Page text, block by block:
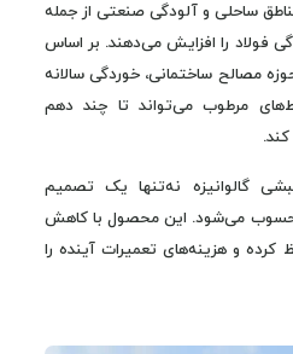
ساحلی و آلودگی صنعتی از جمله
فولاد را افزایش می‌دهند. بر اساس
مصالح ساختمانی، خوردگی سالانه
مرطوب می‌تواند تا چند دهم
گالوانیزه نه‌تنها یک تصمیم
می‌شود. این محصول با کاهش
کرده و هزینه‌های تعمیرات آینده را